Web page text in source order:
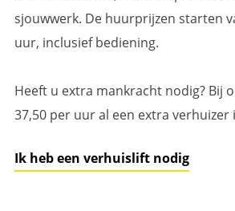
sjouwwerk. De huurprijzen starten
uur, inclusief bediening.
Heeft u extra mankracht nodig? Bij
37,50 per uur al een extra verhuizer
Ik heb een verhuislift nodig